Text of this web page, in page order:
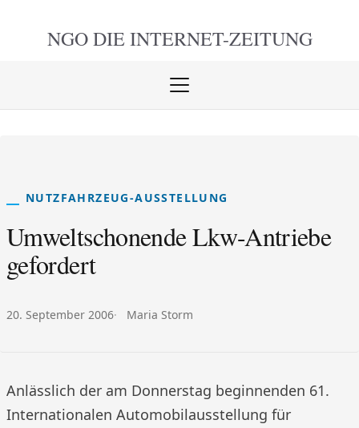
NGO DIE INTERNET-ZEITUNG
Menü
NUTZFAHRZEUG-AUSSTELLUNG
Umweltschonende Lkw-Antriebe
gefordert
Veröffentlicht am:
20. September 2006 Autor:
Maria Storm
Anlässlich der am Donnerstag beginnenden 61.
Internationalen Automobilausstellung für